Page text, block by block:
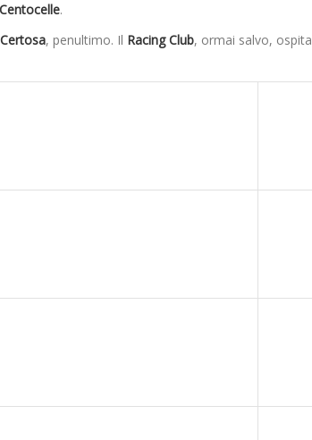
.
Certosa, penultimo. Il Racing Club, ormai salvo, ospita